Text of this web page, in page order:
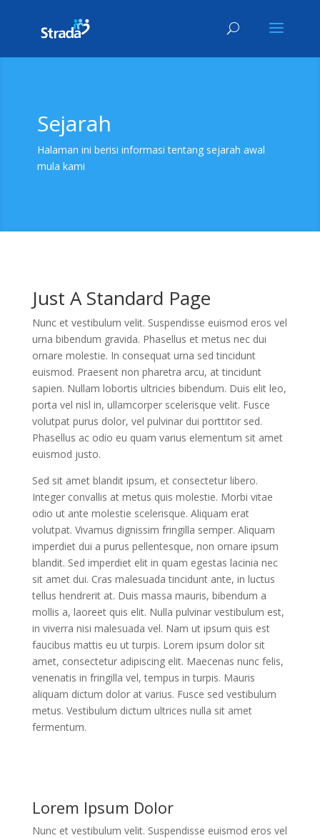
Sejarah
Halaman ini berisi informasi tentang sejarah awal
mula kami
Just A Standard Page
Nunc et vestibulum velit. Suspendisse euismod eros vel
urna bibendum gravida. Phasellus et metus nec dui
ornare molestie. In consequat urna sed tincidunt
euismod. Praesent non pharetra arcu, at tincidunt
sapien. Nullam lobortis ultricies bibendum. Duis elit leo,
porta vel nisl in, ullamcorper scelerisque velit. Fusce
volutpat purus dolor, vel pulvinar dui porttitor sed.
Phasellus ac odio eu quam varius elementum sit amet
euismod justo.
Sed sit amet blandit ipsum, et consectetur libero.
Integer convallis at metus quis molestie. Morbi vitae
odio ut ante molestie scelerisque. Aliquam erat
volutpat. Vivamus dignissim fringilla semper. Aliquam
imperdiet dui a purus pellentesque, non ornare ipsum
blandit. Sed imperdiet elit in quam egestas lacinia nec
sit amet dui. Cras malesuada tincidunt ante, in luctus
tellus hendrerit at. Duis massa mauris, bibendum a
mollis a, laoreet quis elit. Nulla pulvinar vestibulum est,
in viverra nisi malesuada vel. Nam ut ipsum quis est
faucibus mattis eu ut turpis. Lorem ipsum dolor sit
amet, consectetur adipiscing elit. Maecenas nunc felis,
venenatis in fringilla vel, tempus in turpis. Mauris
aliquam dictum dolor at varius. Fusce sed vestibulum
metus. Vestibulum dictum ultrices nulla sit amet
fermentum.
Lorem Ipsum Dolor
Nunc et vestibulum velit. Suspendisse euismod eros vel